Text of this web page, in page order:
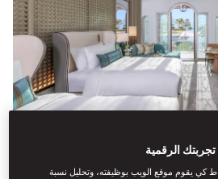
الرقمية
كي يقوم موقع الويب بوظيفته، وتحليل نسبة